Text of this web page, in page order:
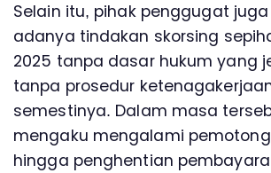
Selain itu, pihak penggugat
adanya tindakan skorsing
2025 tanpa dasar hukum yang
tanpa prosedur
semestinya. Dalam masa
mengaku mengalami
hingga penghentian